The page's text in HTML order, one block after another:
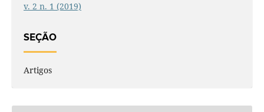
v. 2 n. 1 (2019)
SEÇÃO
Artigos